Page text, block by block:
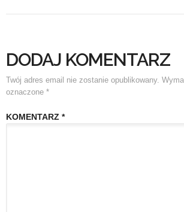
DODAJ KOMENTARZ
Twój adres email nie zostanie opublikowany.
oznaczone *
KOMENTARZ *